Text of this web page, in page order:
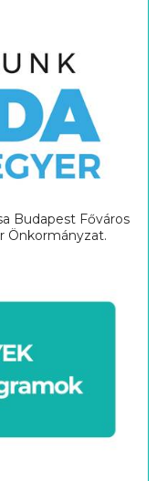
Budapest Főváros
Önkormányzat.